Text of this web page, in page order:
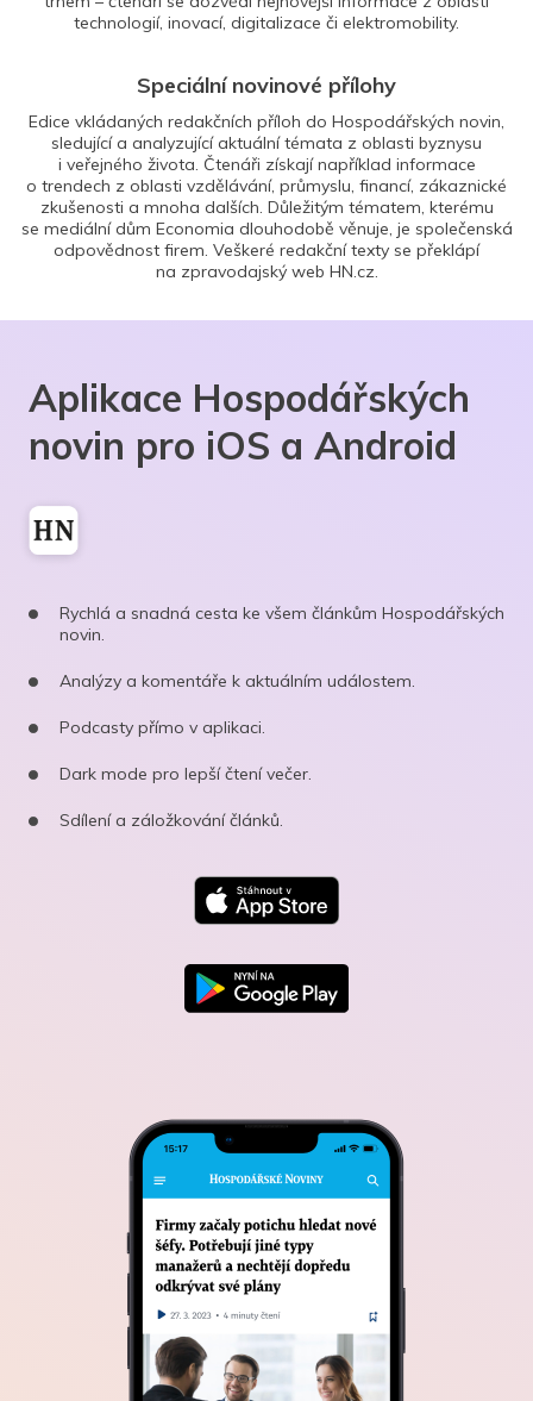
technologií, inovací, digitalizace či elektromobility.
Speciální novinové přílohy
Edice vkládaných redakčních příloh do Hospodářských novin,
sledující a analyzující aktuální témata z oblasti byznysu
i veřejného života. Čtenáři získají například informace
o trendech z oblasti vzdělávání, průmyslu, financí, zákaznické
zkušenosti a mnoha dalších. Důležitým tématem, kterému
se mediální dům Economia dlouhodobě věnuje, je společenská
odpovědnost firem. Veškeré redakční texty se překlápí
na zpravodajský web HN.cz.
Aplikace Hospodářských
novin pro iOS a Android
Rychlá a snadná cesta ke všem článkům Hospodářských
novin.
Analýzy a komentáře k aktuálním událostem.
Podcasty přímo v aplikaci.
Dark mode pro lepší čtení večer.
Sdílení a záložkování článků.